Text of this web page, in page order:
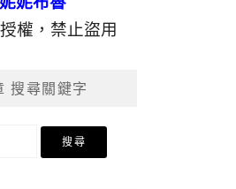
權，禁止盜用
搜尋關鍵字